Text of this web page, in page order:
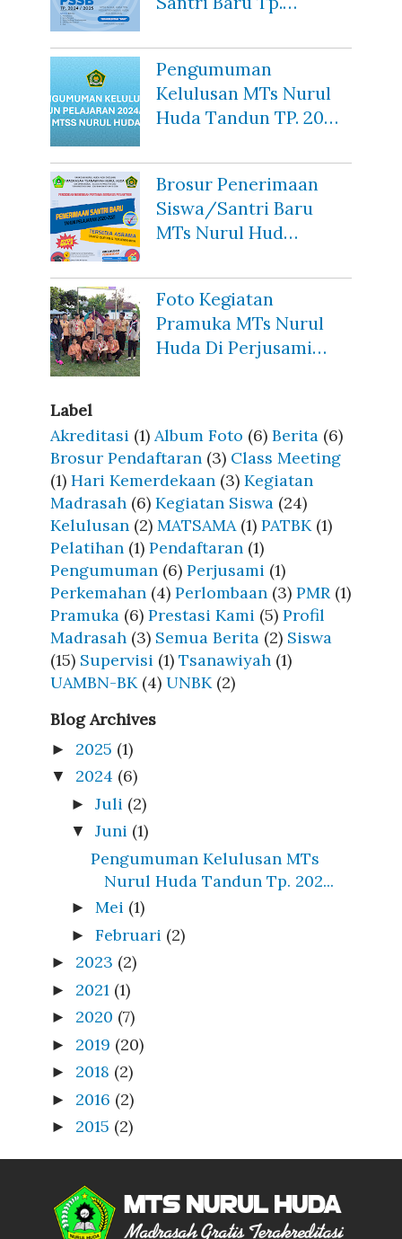
Pengumuman
Kelulusan MTs Nurul
Huda Tandun TP. 20…
Brosur Penerimaan
Siswa/Santri Baru
MTs Nurul Hud…
Foto Kegiatan
Pramuka MTs Nurul
Huda Di Perjusami…
Label
Akreditasi (1) Album Foto (6) Berita (6)
Brosur Pendaftaran (3) Class Meeting
(1) Hari Kemerdekaan (3) Kegiatan
Madrasah (6) Kegiatan Siswa (24)
Kelulusan (2) MATSAMA (1) PATBK (1)
Pelatihan (1) Pendaftaran (1)
Pengumuman (6) Perjusami (1)
Perkemahan (4) Perlombaan (3) PMR (1)
Pramuka (6) Prestasi Kami (5) Profil
Madrasah (3) Semua Berita (2) Siswa
(15) Supervisi (1) Tsanawiyah (1)
UAMBN-BK (4) UNBK (2)
Blog Archives
► 2025 (1)
▼ 2024 (6)
► Juli (2)
▼ Juni (1)
Pengumuman Kelulusan MTs
Nurul Huda Tandun Tp. 202...
► Mei (1)
► Februari (2)
► 2023 (2)
► 2021 (1)
► 2020 (7)
► 2019 (20)
► 2018 (2)
► 2016 (2)
► 2015 (2)